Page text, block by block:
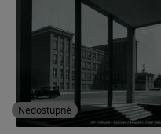
Nedostupné